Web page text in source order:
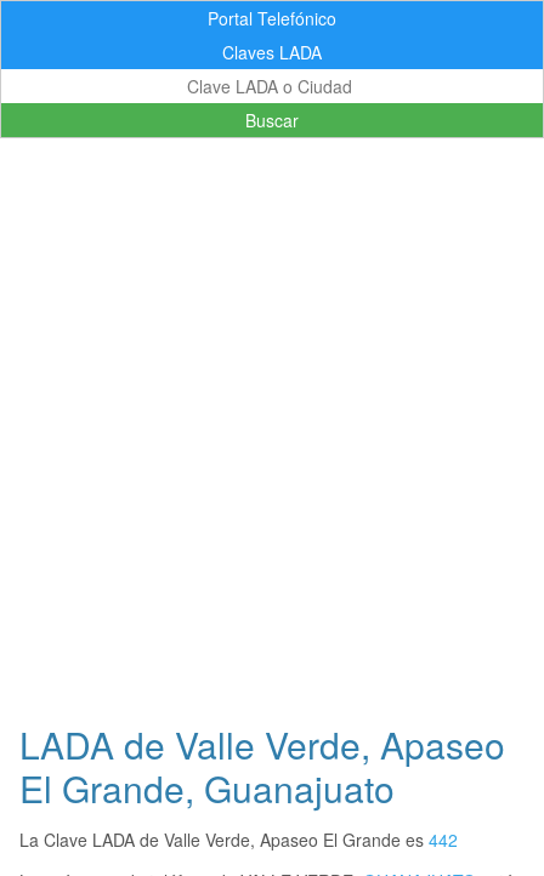
Portal Telefónico
Claves LADA
Buscar
LADA de Valle Verde, Apaseo
El Grande, Guanajuato
La Clave LADA de Valle Verde, Apaseo El Grande es 442